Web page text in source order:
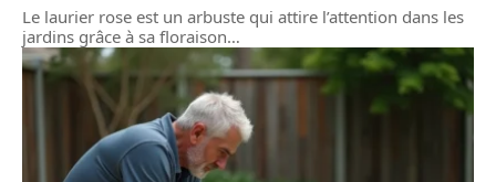
Le laurier rose est un arbuste qui attire l’attention dans les
jardins grâce à sa floraison…